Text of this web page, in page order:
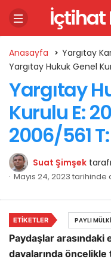
İçtihat
Anasayfa
Yargıtay
Yargıtay Hukuk Genel
Yargıtay
Kurulu E:
2006/561
Suat Şimşek
Mayıs 24, 2023
Paydaşlar arasındaki
davalarında
ETIKETLER PAYLI